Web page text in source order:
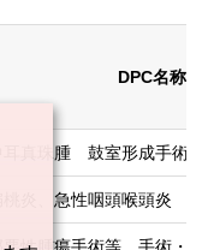
DPC名称
耳真珠腫 鼓室形成手術
桃炎、急性咽頭喉頭炎
性腫瘍手術等 手術・